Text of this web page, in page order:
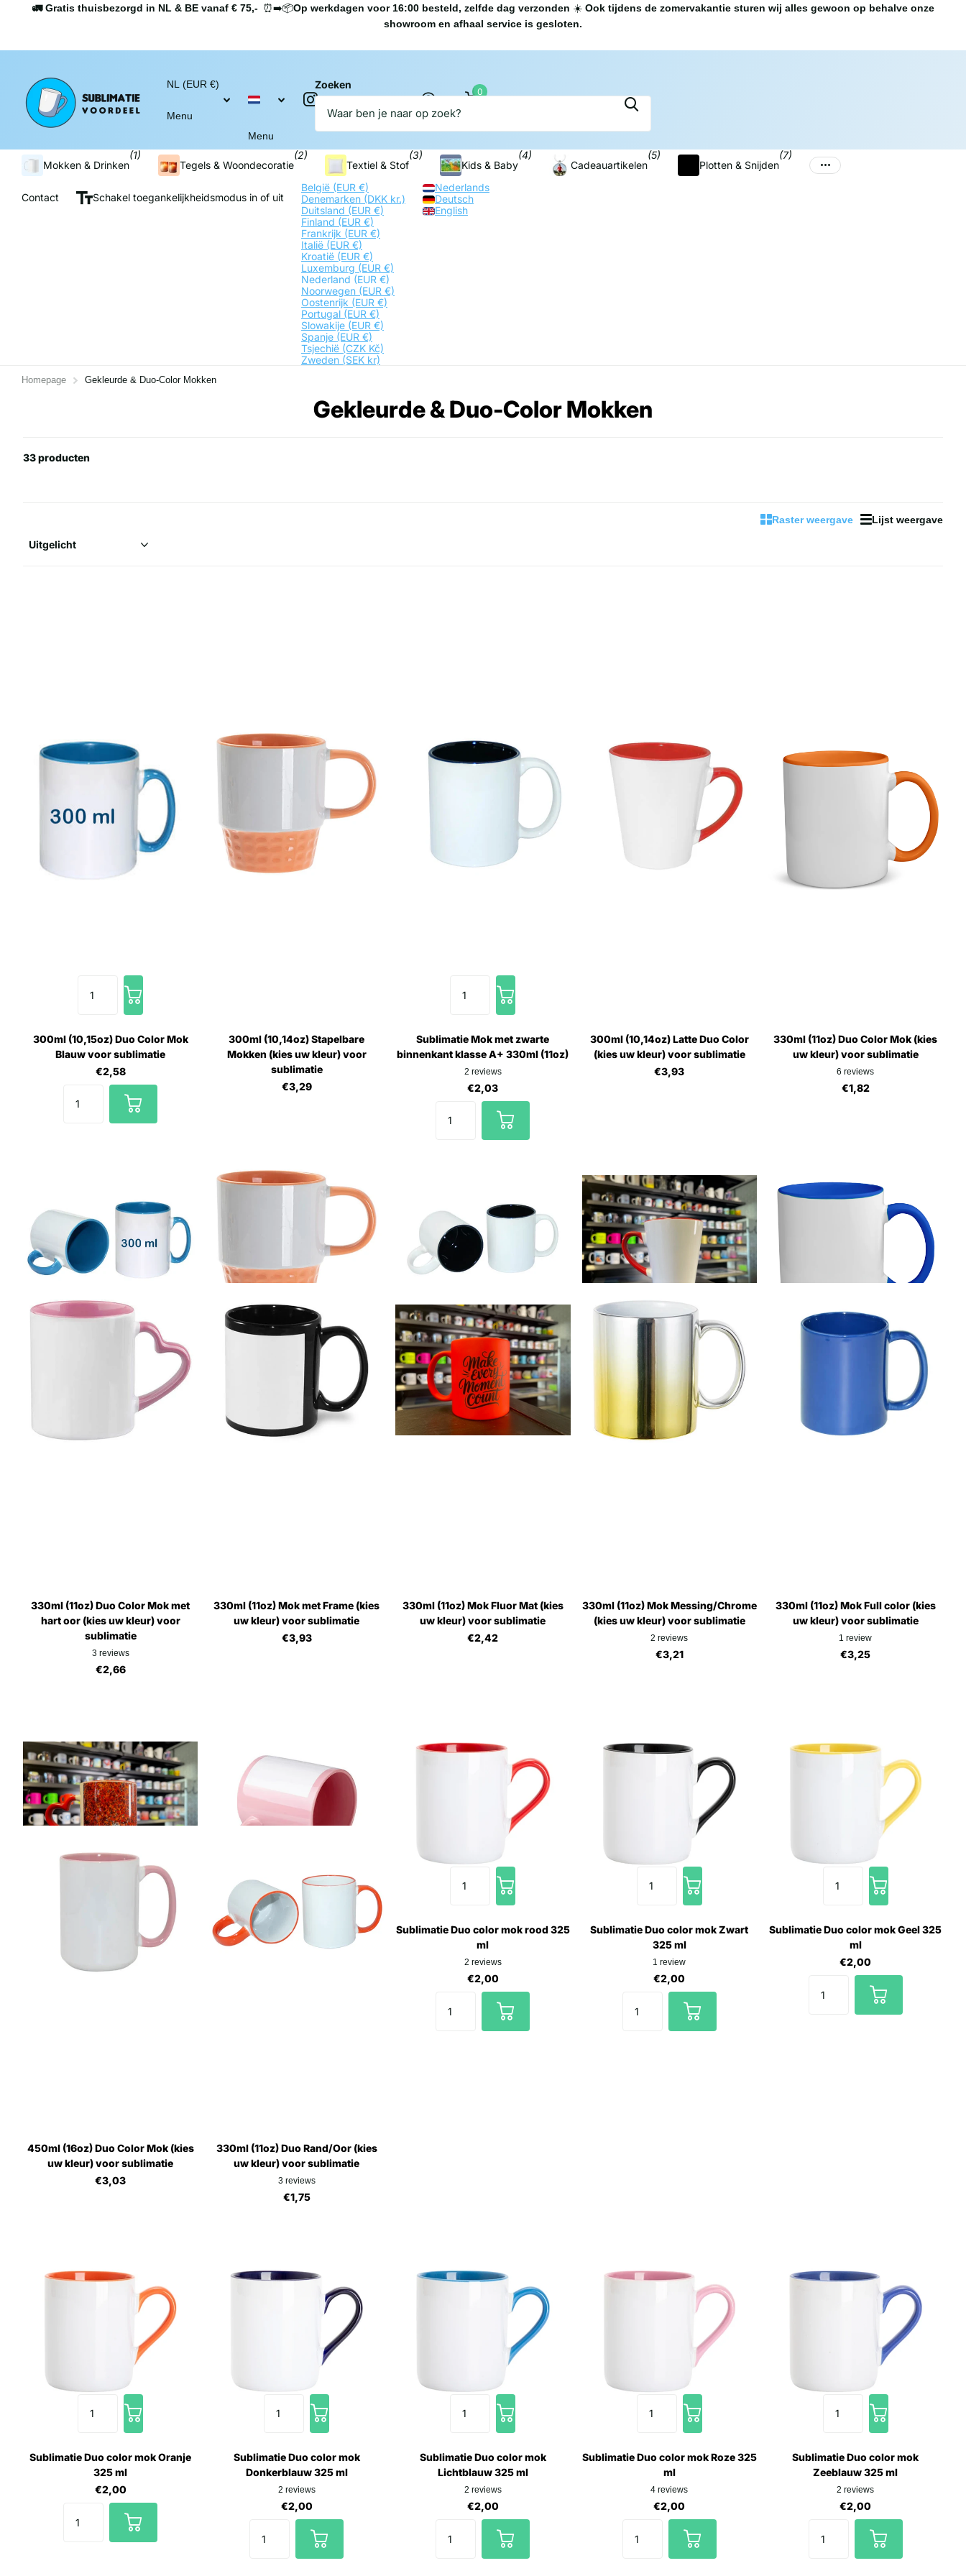
🚛 Gratis thuisbezorgd in NL & BE vanaf € 75,-⏰➡️📦Op werkdagen voor 16:00 besteld, zelfde dag verzonden ☀️Ook tijdens de zomervakantie sturen wij alles gewoon op behalve onze
showroom en afhaal service is gesloten.
Zoeken
NL (EUR €)
Menu
Menu
Sublimatievoordeel.nl
0
Mokken & Drinken
(1)
Tegels & Woondecoratie
(2)
Textiel & Stof
(3)
Kids & Baby
(4)
Cadeauartikelen
(5)
Plotten & Snijden
(7)
Contact Schakel toegankelijkheidsmodus in of uit
België (EUR €)
Denemarken (DKK kr.)
Duitsland (EUR €)
Finland (EUR €)
Frankrijk (EUR €)
Italië (EUR €)
Kroatië (EUR €)
Luxemburg (EUR €)
Nederland (EUR €)
Noorwegen (EUR €)
Oostenrijk (EUR €)
Portugal (EUR €)
Slowakije (EUR €)
Spanje (EUR €)
Tsjechië (CZK Kč)
Zweden (SEK kr)
Nederlands
Deutsch
English
Homepage Gekleurde & Duo-Color Mokken
Gekleurde & Duo-Color Mokken
33 producten
Raster weergave Lijst weergave
300ml (10,15oz) Duo Color Mok
Blauw voor sublimatie
€2,58
300ml (10,14oz) Stapelbare
Mokken (kies uw kleur) voor
sublimatie
€3,29
Sublimatie Mok met zwarte
binnenkant klasse A+ 330ml (11oz)
2 reviews
€2,03
300ml (10,14oz) Latte Duo Color
(kies uw kleur) voor sublimatie
€3,93
330ml (11oz) Duo Color Mok (kies
uw kleur) voor sublimatie
6reviews
€1,82
330ml (11oz) Duo Color Mok met
hart oor (kies uw kleur) voor
sublimatie
3 reviews
€2,66
330ml (11oz) Mok met Frame (kies
uw kleur) voor sublimatie
€3,93
330ml (11oz) Mok Fluor Mat (kies
uw kleur) voor sublimatie
€2,42
330ml (11oz) Mok Messing/Chrome
(kies uw kleur) voor sublimatie
2reviews
€3,21
330ml (11oz) Mok Full color (kies
uw kleur) voor sublimatie
1review
€3,25
450ml (16oz) Duo Color Mok (kies
uw kleur) voor sublimatie
€3,03
330ml (11oz) Duo Rand/Oor (kies
uw kleur) voor sublimatie
3 reviews
€1,75
Sublimatie Duo color mok rood 325
ml
2 reviews
€2,00
Sublimatie Duo color mok Zwart
325 ml
1review
€2,00
Sublimatie Duo color mok Geel 325
ml
€2,00
Sublimatie Duo color mok Oranje
325 ml
€2,00
Sublimatie Duo color mok
Donkerblauw 325 ml
2 reviews
€2,00
Sublimatie Duo color mok
Lichtblauw 325 ml
2 reviews
€2,00
Sublimatie Duo color mok Roze 325
ml
4reviews
€2,00
Sublimatie Duo color mok
Zeeblauw 325 ml
2reviews
€2,00